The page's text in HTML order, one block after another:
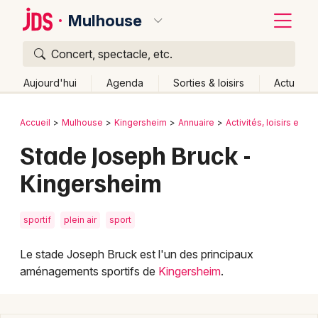
Mulhouse
Concert, spectacle, etc.
Aujourd'hui Agenda Sorties & loisirs Actu
Publier un événement
Manifestations
Bordeaux
Colmar
Marseille
Retour
Accueil Mulhouse Kingersheim Annuaire Activités, loisirs et
Stade Joseph Bruck -
Kingersheim
sportif plein air sport
Le stade Joseph Bruck est l'un des principaux
aménagements sportifs de Kingersheim.
Quoi ?
Où ?
Partout
Près de moi Changer de lieu
Quand ?